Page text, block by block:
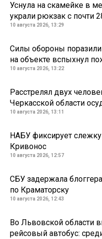
Уснула на скамейке в
украли рюкзак с почти
10 августа 2026, 13:29
Силы обороны поразили
на объекте вспыхнул
10 августа 2026, 13:22
Расстрелял двух
Черкасской области
10 августа 2026, 13:11
НАБУ фиксирует
Кривонос
10 августа 2026, 12:57
СБУ задержала
по Краматорску
10 августа 2026, 12:43
Во Львовской области
рейсовый автобус: